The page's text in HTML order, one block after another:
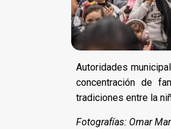
Autoridades
concentración de
tradiciones entre la
Fotografías: Omar